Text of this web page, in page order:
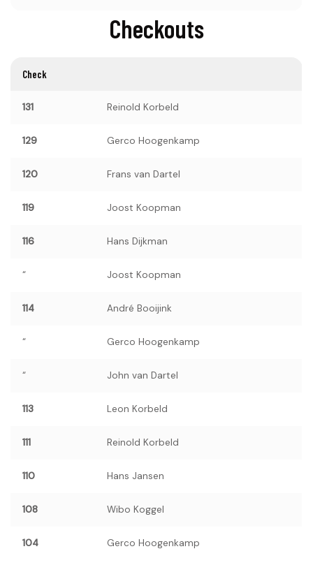
Checkouts
Check
131 Reinold Korbeld
129 Gerco Hoogenkamp
120 Frans van Dartel
119 Joost Koopman
116 Hans Dijkman
“ Joost Koopman
114 André Booijink
“ Gerco Hoogenkamp
“ John van Dartel
113 Leon Korbeld
111 Reinold Korbeld
110 Hans Jansen
108 Wibo Koggel
104 Gerco Hoogenkamp